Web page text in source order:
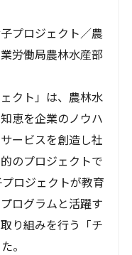
ロジェクト／農
労働局農林水産部
ト」は、農林水
恵を企業のノウハ
ービスを創造し社
のプロジェクトで
ロジェクトが教育
ログラムと活躍す
り組みを行う「チ
。